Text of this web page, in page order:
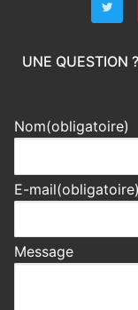
UNE QUESTION
Nom(obligatoire)
E-mail(obligatoire)
Message